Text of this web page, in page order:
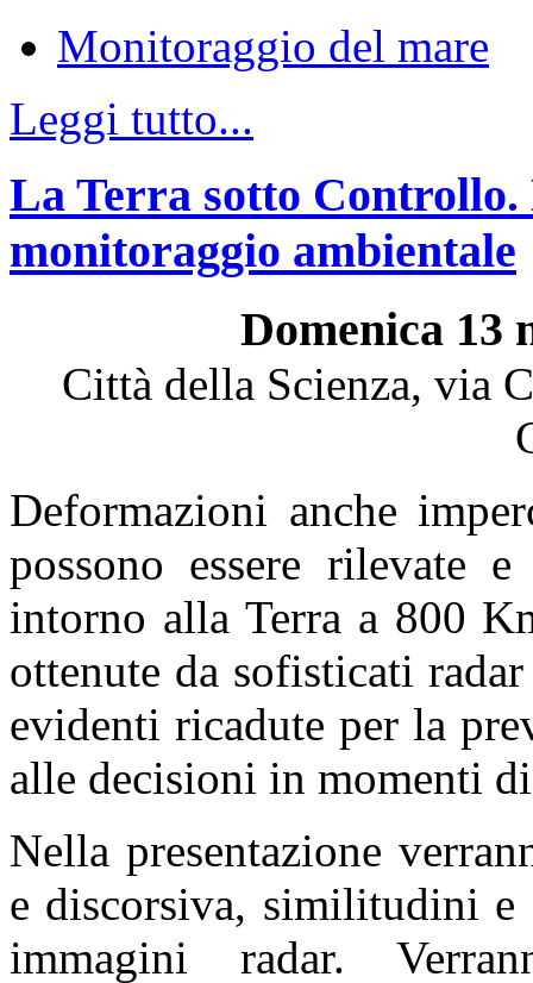
Monitoraggio del mare
Leggi tutto...
La Terra sotto Controllo.
monitoraggio ambientale
Domenica 13
Città della Scienza, via
Deformazioni anche
possono essere rilevate
intorno alla Terra a 800
ottenute da sofisticati
evidenti ricadute per la
alle decisioni in momenti
Nella presentazione
e discorsiva, similitudini
immagini radar.